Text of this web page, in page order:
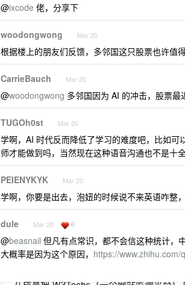
@ixcode 佬，分享下
woodongwong Mar 20
根据楼上的朋友们反馈，多邻国这只股票也许值得
CarrieBauch Mar 20
@woodongwong 多邻国因为 AI 的冲击，股票最
TUGOh0st Mar 20
学啊，AI 时代反而降低了学习的难度吧，比如
师才能做到吗，当然现在这种语音沟通也不是十全
PEIENYKYK Mar 20
学啊，你要是出去，泡妞的时候说不来英语咋整
dule Mar 20 6
@beasnail 但凡有点常识，都不会信这种统计，
大概率是因为这个原因， https://